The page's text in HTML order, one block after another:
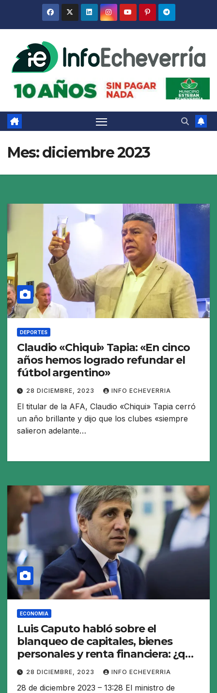
Mes:diciembre 2023
DEPORTES
Claudio «Chiqui» Tapia: «En cinco
años hemos logrado refundar el
fútbol argentino»
28 DICIEMBRE, 2023 INFO ECHEVERRIA
El titular de la AFA, Claudio «Chiqui» Tapia cerró
un año brillante y dijo que los clubes «siempre
salieron adelante…
ECONOMIA
Luis Caputo habló sobre el
blanqueo de capitales, bienes
personales y renta financiera: ¿qué
dijo?
28 DICIEMBRE, 2023 INFO ECHEVERRIA
28 de diciembre 2023 – 13:28 El ministro de